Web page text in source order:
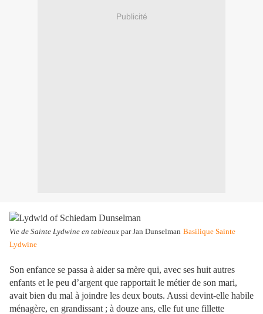
Publicité
Vie de Sainte Lydwine en tableaux par Jan Dunselman Basilique Sainte
Lydwine
Son enfance se passa à aider sa mère qui, avec ses huit autres
enfants et le peu d’argent que rapportait le métier de son mari,
avait bien du mal à joindre les deux bouts. Aussi devint-elle habile
ménagère, en grandissant ; à douze ans, elle fut une fillette